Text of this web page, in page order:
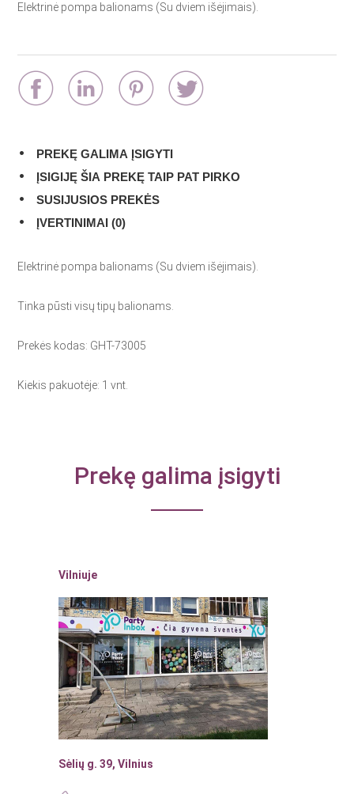
Elektrinė pompa balionams (Su dviem išėjimais).
PREKĘ GALIMA ĮSIGYTI
ĮSIGIJĘ ŠIA PREKĘ TAIP PAT PIRKO
SUSIJUSIOS PREKĖS
ĮVERTINIMAI (0)
Elektrinė pompa balionams (Su dviem išėjimais).
Tinka pūsti visų tipų balionams.
Prekės kodas: GHT-73005
Kiekis pakuotėje: 1 vnt.
Prekę galima įsigyti
Vilniuje
Sėlių g. 39, Vilnius